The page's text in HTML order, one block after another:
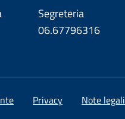
Segreteria
06.67796316
Privacy Note legali